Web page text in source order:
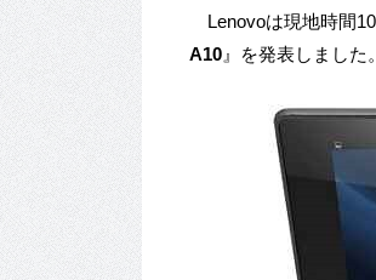
Lenovoは現地時間
A10 』を発表しました。